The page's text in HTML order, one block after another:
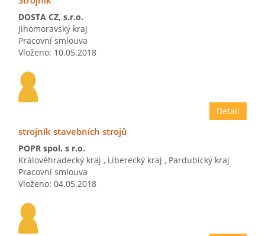
DOSTA CZ, s.r.o.
Jihomoravský kraj
Pracovní smlouva
Vloženo: 10.05.2018
Detail
strojník stavebních strojů
POPR spol. s r.o.
Královéhradecký kraj , Liberecký kraj , Pardubický kraj
Pracovní smlouva
Vloženo: 04.05.2018